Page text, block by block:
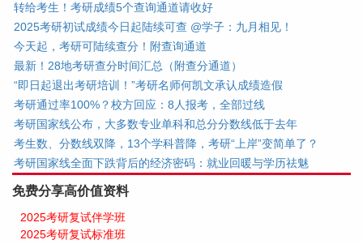
转给考生！考研成绩5个查询通道请收好
2025考研初试成绩今日起陆续可查 @学子：九月相见！
今天起，考研可陆续查分！附查询通道
最新！28地考研查分时间汇总（附查分通道）
“即日起退出考研培训！”考研名师何凯文承认成绩造假
考研通过率100%？校方回应：8人报考，全部过线
考研国家线公布，大多数专业单科和总分分数线低于去年
考生数、分数线双降，13个学科普降，考研“上岸”变简单了？
考研国家线全面下跌背后的经济密码：就业回暖与学历祛魅
免费分享高价值资料
2025考研复试伴学班
2025考研复试标准班